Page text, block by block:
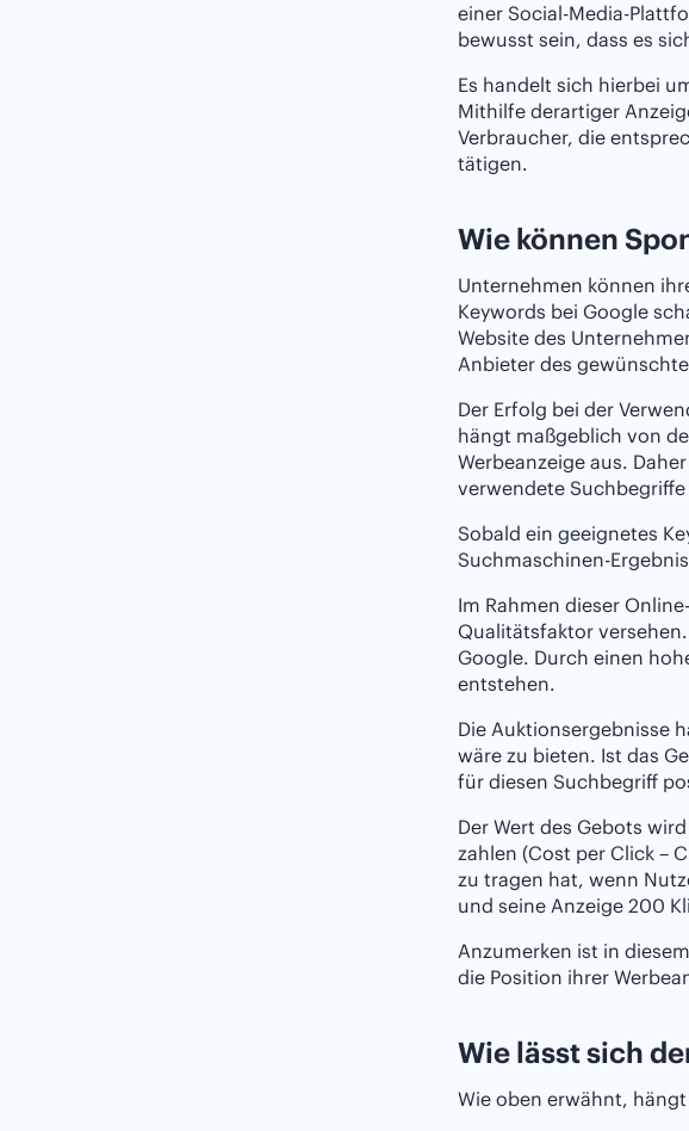
einer Social-Media-
bewusst sein, dass es
Es handelt sich hierbei
Mithilfe derartiger
Verbraucher, die
tätigen.
Wie können
Unternehmen können
Keywords bei Google
Website des
Anbieter des
Der Erfolg bei der
hängt maßgeblich von
Werbeanzeige aus.
verwendete
Sobald ein geeignetes
Suchmaschinen-
Im Rahmen dieser
Qualitätsfaktor
Google. Durch einen
entstehen.
Die Auktionsergebnisse
wäre zu bieten. Ist das
für diesen Suchbegriff
Der Wert des Gebots
zahlen (Cost per Click –
zu tragen hat, wenn
und seine Anzeige 200
Anzumerken ist in
die Position ihrer
Wie lässt sich
Wie oben erwähnt,